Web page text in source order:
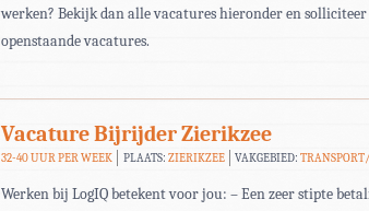
werken? Bekijk dan alle vacatures hieronder en solliciteer
openstaande vacatures.
Vacature Bijrijder Zierikzee
32-40 UUR PER WEEK PLAATS: ZIERIKZEE VAKGEBIED:
Werken bij LogIQ betekent voor jou: – Een zeer stipte